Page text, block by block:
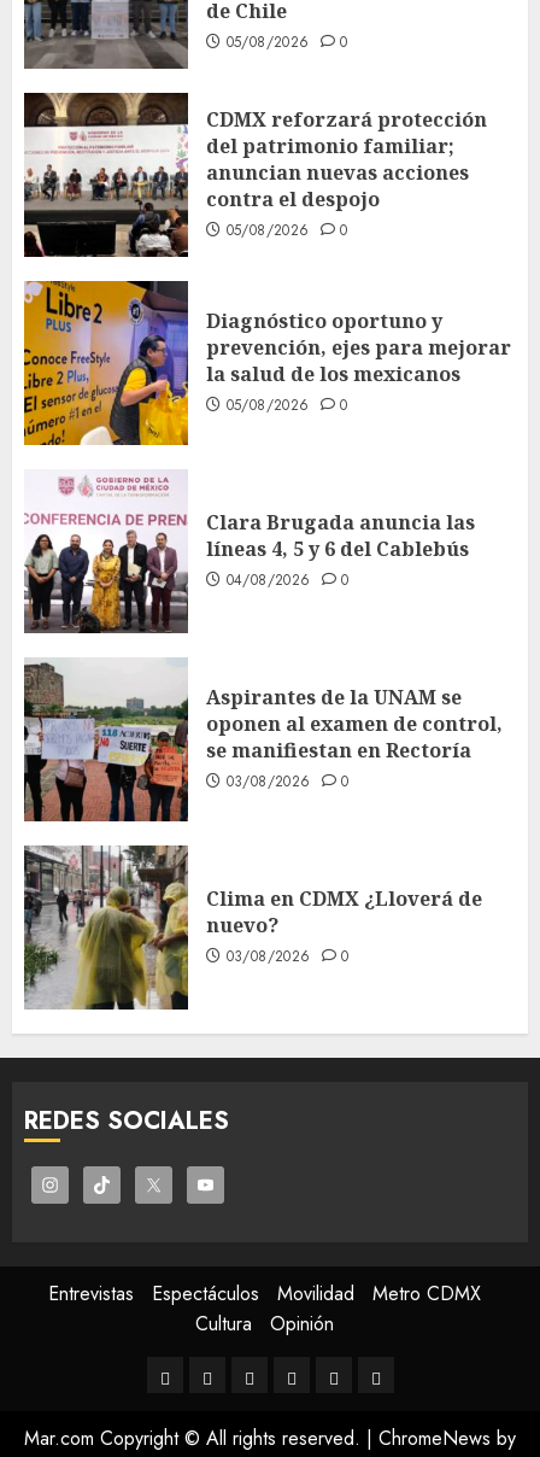
de Chile
05/08/2026 0
CDMX reforzará protección
del patrimonio familiar;
anuncian nuevas acciones
contra el despojo
05/08/2026 0
Diagnóstico oportuno y
prevención, ejes para mejorar
la salud de los mexicanos
05/08/2026 0
Clara Brugada anuncia las
líneas 4, 5 y 6 del Cablebús
04/08/2026 0
Aspirantes de la UNAM se
oponen al examen de control,
se manifiestan en Rectoría
03/08/2026 0
Clima en CDMX ¿Lloverá de
nuevo?
03/08/2026 0
REDES SOCIALES
Entrevistas Espectáculos Movilidad
Metro CDMX
Cultura
Opinión
Entrevistas
Espectáculos
Movilidad
MetroCulturaOpinión
Mar.com Copyright © All rights reserved. | ChromeNews by